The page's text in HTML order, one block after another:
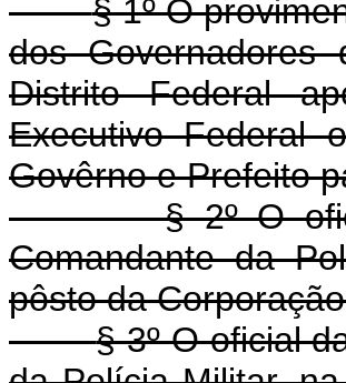
§ 1º O
dos Governadores
Distrito Federal
Executivo Federal
Govêrno e Prefeito
§ 2º O
Comandante da
pôsto da
§ 3º O oficial